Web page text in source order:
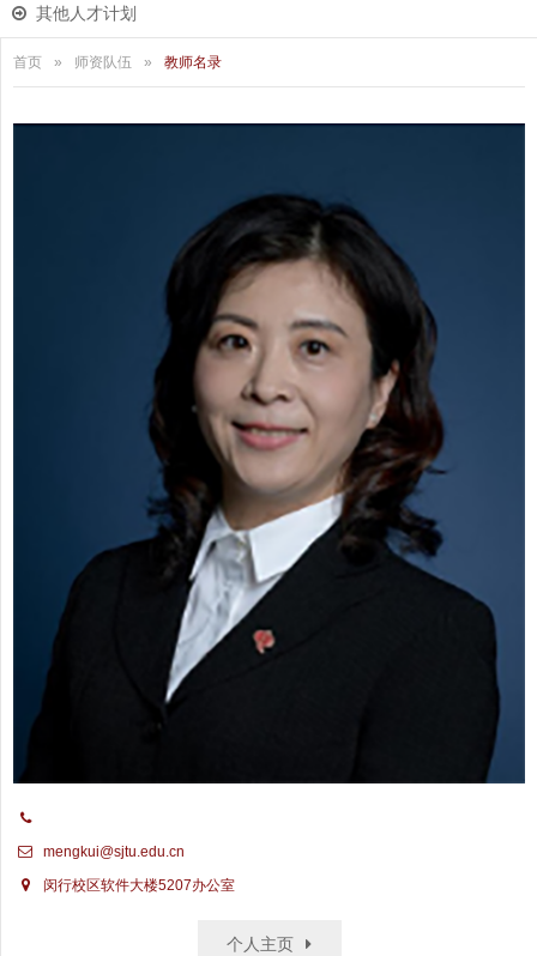
其他人才计划
首页 » 师资队伍 » 教师名录
mengkui@sjtu.edu.cn
闵行校区软件大楼5207办公室
个人主页